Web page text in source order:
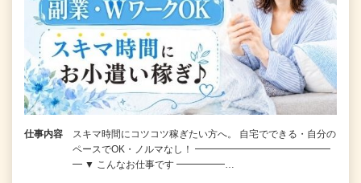
仕事内容
スキマ時間にコツコツ稼ぎたい方へ。 自宅でできる・自分の
ペースでOK・ノルマなし！ ━━━━━━━━━━━━━━
━ ▼ こんなお仕事です ━━━━━…